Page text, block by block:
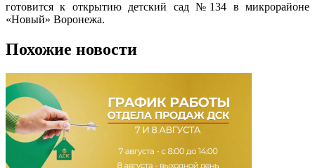
готовится к открытию детский сад №134 в микрорайоне
«Новый» Воронежа.
Похожие новости